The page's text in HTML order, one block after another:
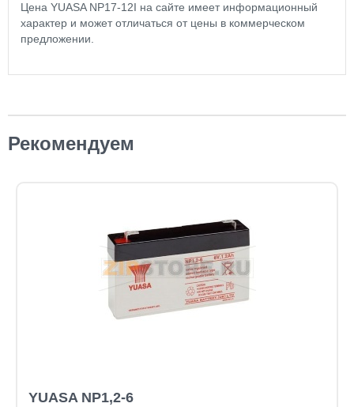
Цена YUASA NP17-12I на сайте имеет информационный
характер и может отличаться от цены в коммерческом
предложении.
Рекомендуем
YUASA NP1,2-6